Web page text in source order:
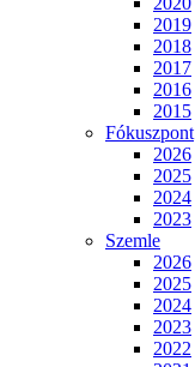
2019
2018
2017
2016
2015
Fókuszpont
2026
2025
2024
2023
Szemle
2026
2025
2024
2023
2022